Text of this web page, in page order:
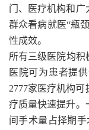
门、医疗机构和广
群众看病就医“瓶
性成效。
所有三级医院均积
医院可为患者提
2777家医疗机构
疗质量快速提升。
间手术量占择期手